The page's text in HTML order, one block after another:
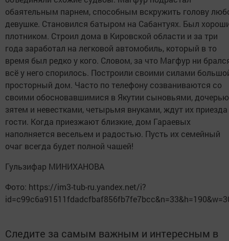
обаятельным парнем, способным вскружить голову
девушке. Становился батыром на Сабантуях. Был
плотником. Строил дома в Кировской области и за три
года заработал на легковой автомобиль, который в то
время был редко у кого. Словом, за что Магфур ни
всё у него спорилось. Построили своими силами
просторный дом. Часто по телефону созваниваются со
своими обосновавшимися в Якутии сыновьями,
зятем и невестками, четырьмя внуками, ждут их
гости. Когда приезжают близкие, дом Гараевых
наполняется весельем и радостью. Пусть их семейный
очаг всегда будет полной чашей!
Гульзифар МИНИХАНОВА
Фото: https://im3-tub-ru.yandex.net/i?
Следите за самым важным и интересным в